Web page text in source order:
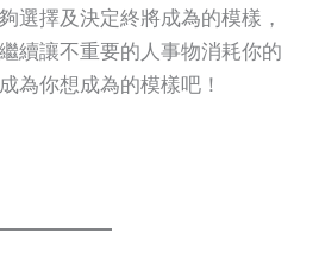
選擇及決定終將成為的模樣，
續讓不重要的人事物消耗你的
為你想成為的模樣吧！